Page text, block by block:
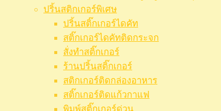
ปริ้นสติกเกอร์พิเศษ
ปริ้นสติ๊กเกอร์ไดคัท
สติ๊กเกอร์ไดคัทติดกระจก
สั่งทำสติ๊กเกอร์
ร้านปริ้นสติ๊กเกอร์
สติกเกอร์ติดกล่องอาหาร
สติ๊กเกอร์ติดแก้วกาแฟ
พิมพ์สติ๊กเกอร์ด่วน